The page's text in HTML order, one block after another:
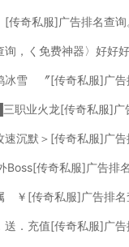
奇私服]广告排名查询
，く免费神器〉好好
雪 〞[传奇私服]广告
职业火龙[传奇私服]广
沉默＞[传奇私服]广告
传奇私服]广告排名
[传奇私服]广告排名
．充值[传奇私服]广告